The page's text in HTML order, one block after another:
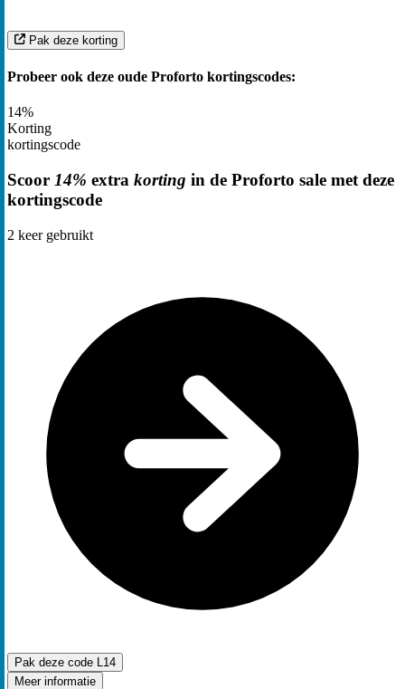
Pak deze korting
Probeer ook deze oude Proforto kortingscodes:
14%
Korting
kortingscode
Scoor 14% extra korting in de Proforto sale met deze
kortingscode
2 keer gebruikt
Pak deze code
L14
Meer informatie